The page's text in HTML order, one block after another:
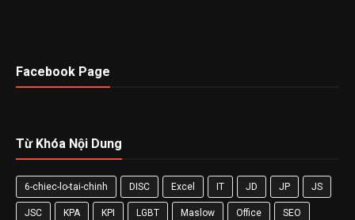
Facebook Page
Từ Khóa Nội Dung
6-chiec-lo-tai-chinh DISC Excel IT JD JP JS
JSC KPA KPI LGBT Maslow Office SEO